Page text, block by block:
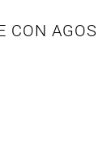
CON AGOS